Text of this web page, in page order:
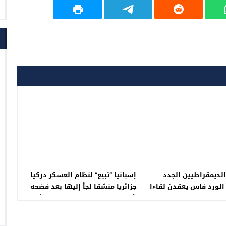
الجدد
فاس يعقدن لقاءا
إسبانيا “تبيع” لنظام العسكر دركيا
جزائريا منشقا لجأ إليها بعد فضحه
بالأدلة القاطعة نهب الجنرالات لثروات